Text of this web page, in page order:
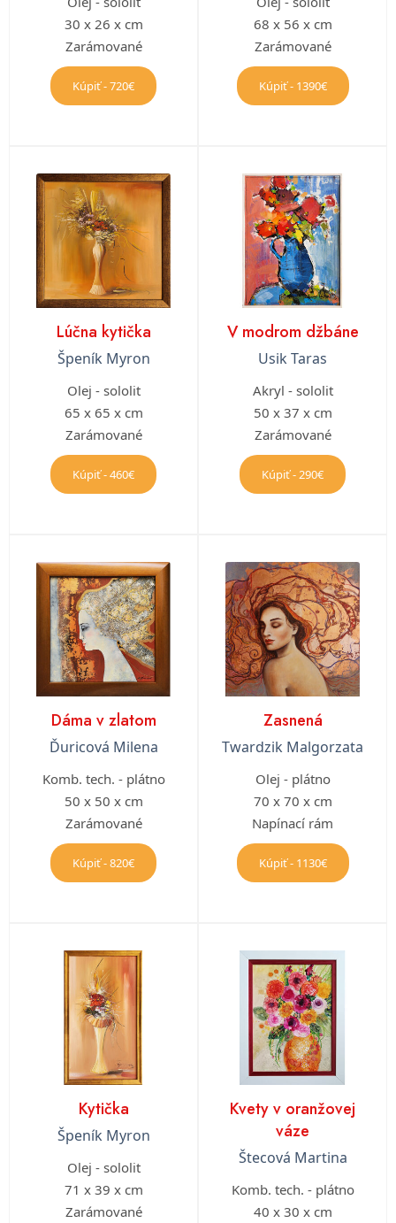
30 x 26 x cm
Zarámované
Kúpiť - 720€
68 x 56 x cm
Zarámované
Kúpiť - 1390€
Lúčna kytička
Špeník Myron
Olej - sololit
65 x 65 x cm
Zarámované
Kúpiť - 460€
V modrom džbáne
Usik Taras
Akryl - sololit
50 x 37 x cm
Zarámované
Kúpiť - 290€
Dáma v zlatom
Ďuricová Milena
Komb. tech. - plátno
50 x 50 x cm
Zarámované
Kúpiť - 820€
Zasnená
Twardzik Malgorzata
Olej - plátno
70 x 70 x cm
Napínací rám
Kúpiť - 1130€
Kytička
Špeník Myron
Olej - sololit
71 x 39 x cm
Zarámované
Kvety v oranžovej
váze
Štecová Martina
Komb. tech. - plátno
40 x 30 x cm